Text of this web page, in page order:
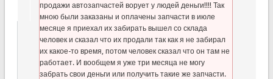
продажи автозапчастей ворует у людей деньги!!!! Так
мною были заказаны и оплачены запчасти в июле
месяце я приехал их забирать вышел со склада
человек и сказал что их продали так как я не забирал
их какое-то время, потом человек сказал что он там не
работает. И вообщем я уже три месяца не могу
забрать свои деньги или получить такие же запчасти.